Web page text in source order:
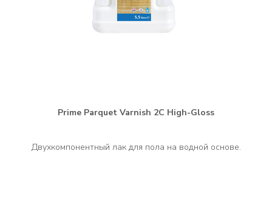
Prime Parquet Varnish 2C High-Gloss